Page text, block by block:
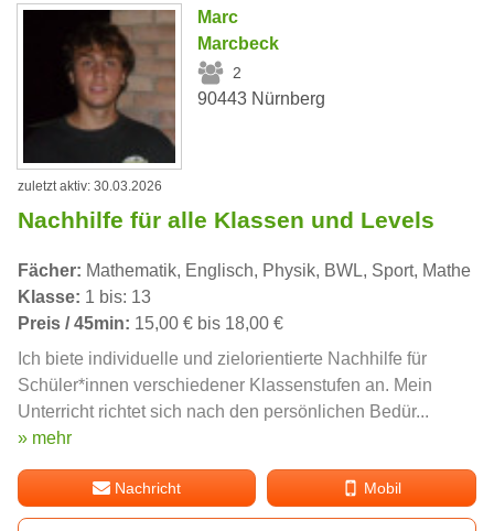
Marc
Marcbeck
2
90443 Nürnberg
zuletzt aktiv: 30.03.2026
Nachhilfe für alle Klassen und Levels
Fächer: Mathematik, Englisch, Physik, BWL, Sport, Mathe
Klasse: 1 bis: 13
Preis / 45min: 15,00 € bis 18,00 €
Ich biete individuelle und zielorientierte Nachhilfe für
Schüler*innen verschiedener Klassenstufen an. Mein
Unterricht richtet sich nach den persönlichen Bedür...
» mehr
Nachricht Mobil